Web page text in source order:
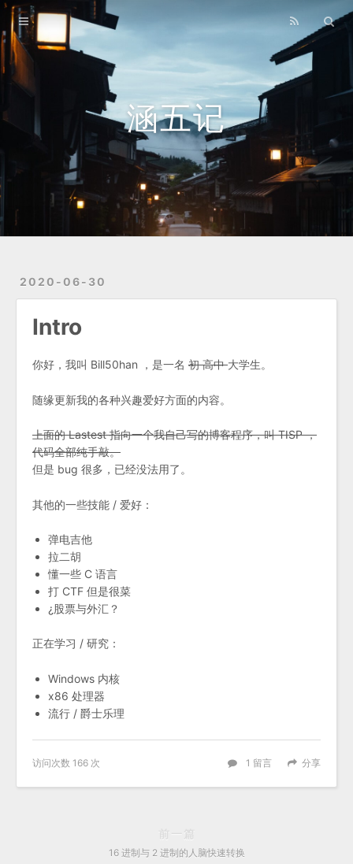
涵五记
2020-06-30
Intro
你好，我叫 Bill50han ，是一名 初 高中大学生。
随缘更新我的各种兴趣爱好方面的内容。
上面的 Lastest 指向一个我自己写的博客程序，叫 TISP ，
代码全部纯手敲。
但是 bug 很多，已经没法用了。
其他的一些技能 / 爱好：
弹电吉他
拉二胡
懂一些 C 语言
打 CTF 但是很菜
¿股票与外汇？
正在学习 / 研究：
Windows 内核
x86 处理器
流行 / 爵士乐理
分享
1 留言
访问次数 166 次
前一篇
16 进制与 2 进制的人脑快速转换
Home
Archives
Lastest
Travelling